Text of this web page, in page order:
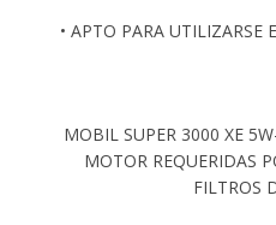
• APTO PARA UTILIZARSE
MOBIL SUPER 3000 XE
MOTOR REQUERIDAS
FILTROS